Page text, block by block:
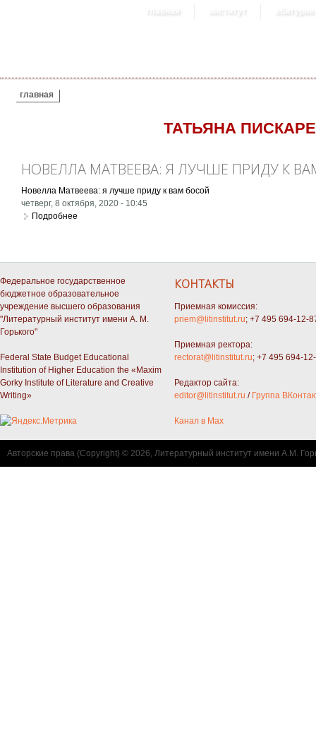
главная институт
ВЫ ЗДЕСЬ
главная
ТАТЬЯНА
НОВЕЛЛА МАТВЕЕВА: Я ЛУЧШЕ ПРИДУ К
Новелла Матвеева: я лучше приду к вам босой
четверг, 8 октября, 2020 - 10:45
Подробнее
Федеральное государственное
бюджетное образовательное
учреждение высшего образования
"Литературный институт имени А. М.
Горького"
Federal State Budget Educational
Institution of Higher Education the «Maxim
Gorky Institute of Literature and Creative
Writing»
КОНТАКТЫ
Приемная комиссия:
priem@litinstitut.ru; +7 495 694-12-
Приемная ректора:
rectorat@litinstitut.ru; +7 495 694-
Редактор сайта:
editor@litinstitut.ru / Группа
Канал в Max
Авторские права (Copyright) © 2026, Литературный институт имени А.М.